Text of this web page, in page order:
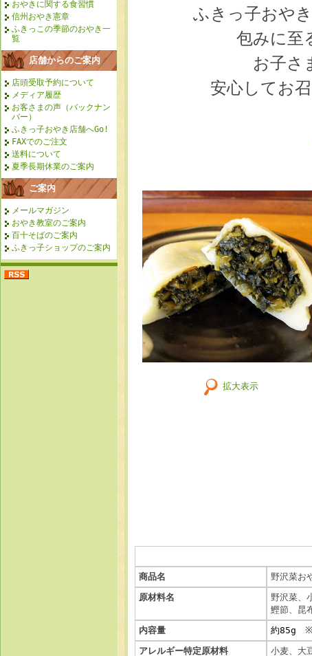
おやきに関する食習慣
信州おやき憲章
ふきっこの季節のおやき一
覧
店舗からのご案内
店頭受取予約について
メディア履歴
お客さまの声（バックナン
バー）
ふきっ子おやき店舗へGo!
FAXでのご注文
送料について
夏季長期休業のご案内
ご案内
メールマガジン
おやき教室のご案内
百十そばのご案内
ふきっ子ショップのご案内
ふきっ子おや
包みに至
お子さ
安心してお
拡大表示
商品名
野沢菜お
原材料名
野沢菜、
鰹節、昆
内容量
約85g ※
アレルギー特定原材料
小麦、大